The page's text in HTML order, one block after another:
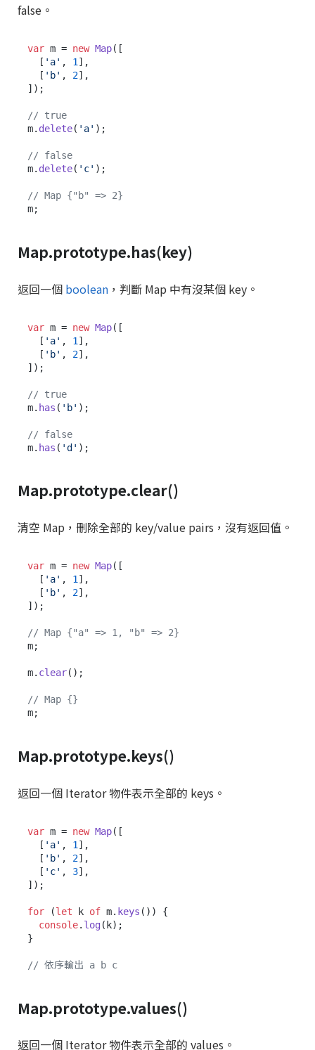
false。
var m = new Map([
  [
'a' , 1 ],
  [
'b' , 2],
]);
// true
m. delete( 'a' );
// false
m. delete( 'c' );
// Map {"b" => 2}
Map.prototype.has(key)
返回一個 boolean ，判斷 Map 中有沒某個 key。
var m = new Map([
  [
'a' , 1 ],
  [
'b' , 2],
]);
// true
m. has ( 'b' );
// false
m. has ( 'd'
Map.prototype.clear()
清空 Map，刪除全部的 key/value pairs，沒有返回值。
var m = new Map([
  [
'a' , 1 ],
  [
'b' , 2],
]);
// Map {"a" => 1, "b" => 2}
m;
m. clear();
// Map {}
Map.prototype.keys()
返回一個 Iterator 物件表示全部的 keys。
var m = new Map([
  [
'a' , 1 ],
  [
'b' , 2],
  [
'c' , 3],
]);
for (let k of m. keys ()) {
console. log(k);
}
// 依序輸出 a b c
Map.prototype.values()
返回一個 Iterator 物件表示全部的 values。